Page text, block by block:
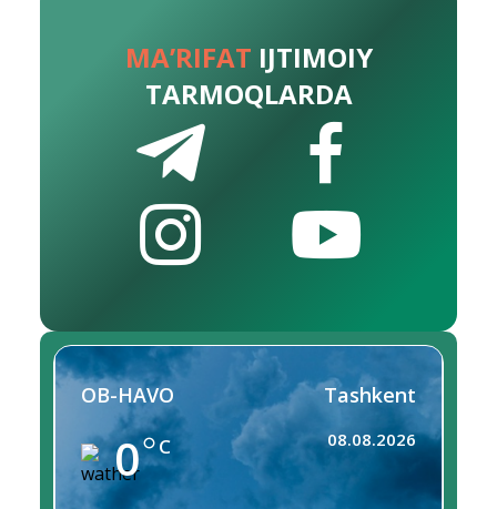
MA’RIFAT IJTIMOIY
TARMOQLARDA
OB-HAVO
0 C
Tashkent
08.08.2026